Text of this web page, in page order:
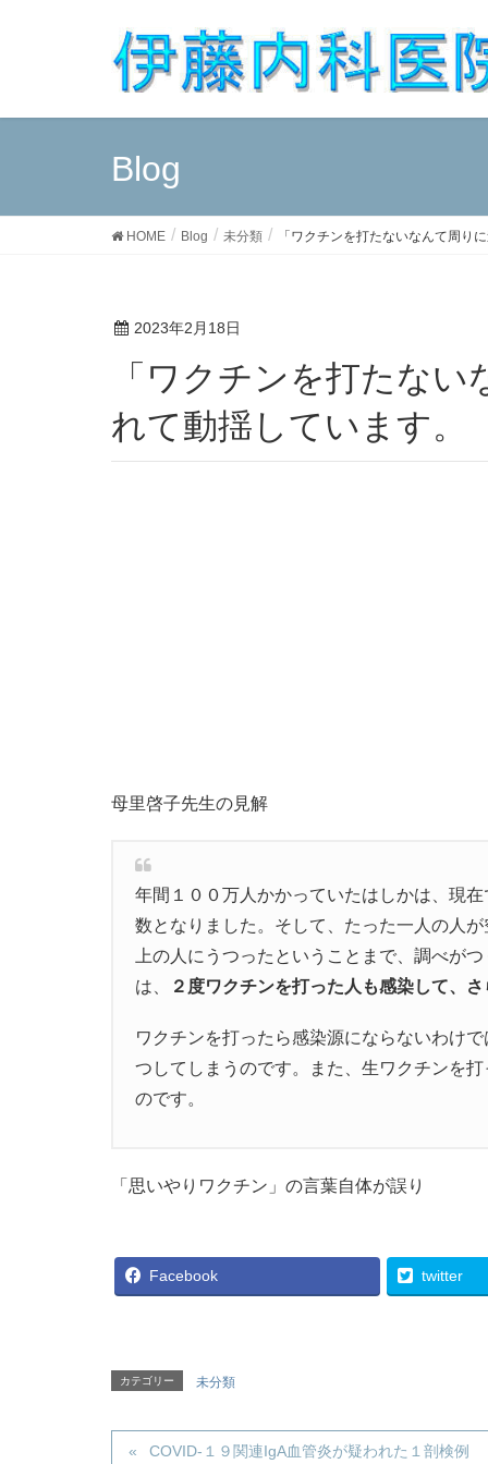
Blog
HOME Blog 未分類 「ワクチンを打たないなんて周り
2023年2月18日
「ワクチンを打たないなんて周りに迷惑」と言わ
れて動揺しています。
母里啓子先生の見解
年間１００万人かかっていたはしかは、現
数となりました。そして、たった一人の人
上の人にうつったということまで、調べが
は、
２度ワクチンを打った人も感染して、
ワクチンを打ったら感染源にならないわけ
つしてしまうのです。また、生ワクチンを
のです。
「思いやりワクチン」の言葉自体が誤り
Facebook twitter
カテゴリー 未分類
COVID-１９関連IgA血管炎が疑われた１剖検例